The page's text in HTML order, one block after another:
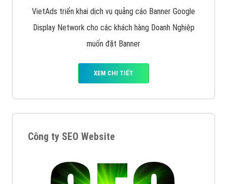
VietAds triển khai dịch vụ quảng cáo Banner Google
Display Network cho các khách hàng Doanh Nghiệp
muốn đặt Banner
XEM CHI TIẾT
Công ty SEO Website